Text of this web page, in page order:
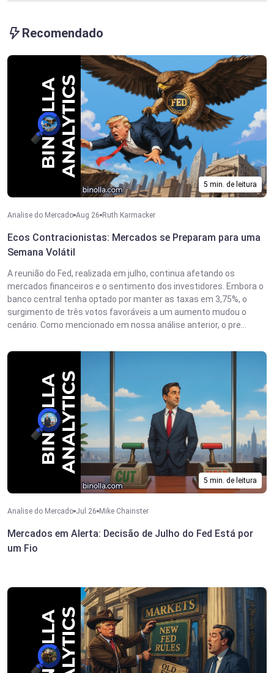
Recomendado
5 min. de leitura
Analise do Mercado Aug 26 Ruth Karmacker
Ecos Contracionistas: Mercados se Preparam para uma
Semana Volátil
A reunião do Fed, realizada em julho, continua afetando os
mercados financeiros e o sentimento dos investidores. Embora o
banco central tenha optado por manter as taxas em 3,75%, o
surgimento de três votos favoráveis a um aumento mudou o
cenário. Como mencionado em nossa análise anterior, o pre...
5 min. de leitura
Analise do Mercado Jul 26 Mike Chainster
Mercados em Alerta: Decisão de Julho do Fed Está por
um Fio